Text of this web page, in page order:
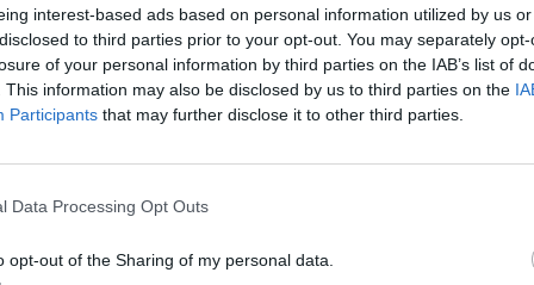
interest-based ads based on personal information utilized by us
to third parties prior to your opt-out. You may separately
of your personal information by third parties on the IAB’s list of
This information may also be disclosed by us to third parties on the
Participants that may further disclose it to other third parties.
Data Processing Opt Outs
opt-out of the Sharing of my personal data.
di Verdi, che di prima non riesce a
di Berisha, che respinge la palla sul
sinistro e cerca la porta, Sepe
Fazio aggancia Belotti, che cade nei